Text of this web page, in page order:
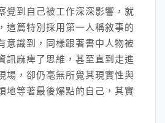
覺到自己被工作深深影響，就
這篇特別採用第一人稱敘事的
意識到，同樣跟著書中人物被
訊麻痺了思維，甚至直到走進
場，卻仍毫無所覺其現實性與
地等著最後爆點的自己，其實